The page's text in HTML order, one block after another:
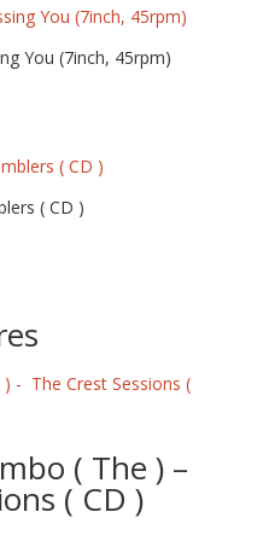
You (7inch, 45rpm)
( CD )
( The ) –
( CD )